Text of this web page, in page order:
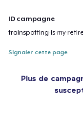
ID campagne
trainspotting-is-my-
Signaler cette page
Plus de